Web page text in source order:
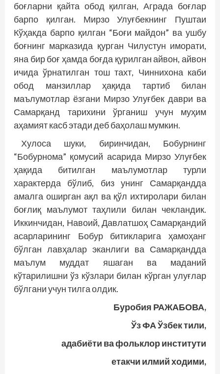
боғларни қайта обод қилган, Аграда боғлар
барпо қилган. Мирзо Улуғбекнинг Пуштаи
Кўҳакда барпо қилган “Боғи майдон” ва ушбу
боғнинг марказида қурган Чилустун иморати,
яна бир боғ ҳамда боғда қурилган айвон, айвон
ичида ўрнатилган тош тахт, Чиннихона каби
обод манзиллар ҳақида тартиб билан
маълумотлар ёзгани Мирзо Улуғбек даври ва
Самарқанд тарихини ўрганиш учун муҳим
аҳамият касб этади деб баҳолаш мумкин.
Хулоса шуки, биринчидан, Бобурнинг
“Бобурнома” қомусий асарида Мирзо Улуғбек
ҳақида битилган маълумотлар турли
характерда бўлиб, биз унинг Самарқандда
амалга оширган ақл ва қўл ихтиролари билан
боғлиқ маълумот таҳлили билан чекландик.
Иккинчидан, Навоий, Давлатшоҳ Самарқандий
асарларининг Бобур битикларига ҳамоҳанг
бўлган лавҳалар эканлиги ва Самарқандда
маълум муддат яшаган ва маданий
кўтарилишни ўз кўзлари билан кўрган улуғлар
бўлгани учун тилга олдик.
Буробия РАЖАБОВА,
Ўз ФА Ўзбек тили,
адабиёти ва фольклор институти
етакчи илмий ходими,